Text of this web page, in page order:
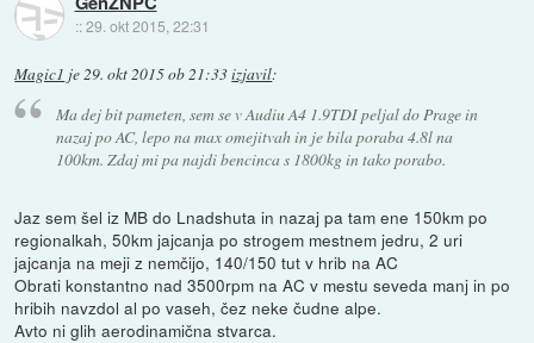
::29. okt 2015, 22:31
Magic1 je29. okt 2015 ob 21:33izjavil:
Ma dej bit pameten, sem se v Audiu A4 1.9TDI peljal do Prage in
nazaj po AC, lepo na max omejitvah in je bila poraba 4.8l na
100km. Zdaj mi pa najdi bencinca s 1800kg in tako porabo.
Jaz sem šel iz MB do Lnadshuta in nazaj pa tam ene 150km po
regionalkah, 50km jajcanja po strogem mestnem jedru, 2 uri
jajcanja na meji z nemčijo, 140/150 tut v hrib na AC
Obrati konstantno nad 3500rpm na AC v mestu seveda manj in po
hribih navzdol al po vaseh, čez neke čudne alpe.
Avto ni glih aerodinamična stvarca.